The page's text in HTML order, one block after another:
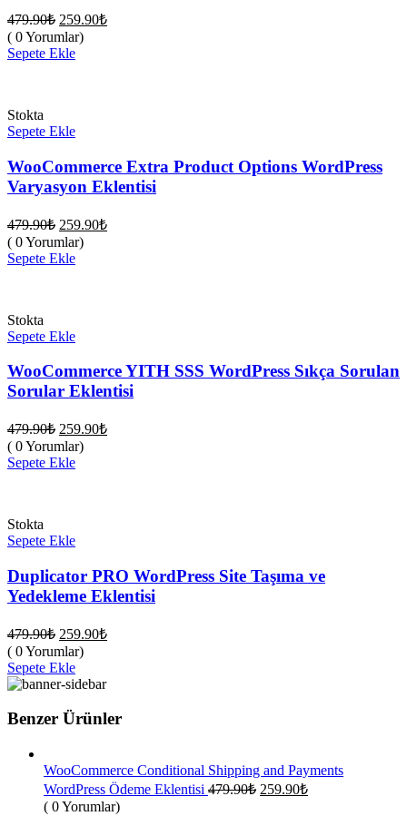
479.90₺ Orijinal
fiyat:
479.90₺.
259.90₺Şu
( 0 Yorumlar)
Sepete Ekle
Stokta
Sepete Ekle
WooCommerce Extra Product Options WordPress
Varyasyon Eklentisi
479.90₺ Orijinal
fiyat:
479.90₺.
259.90₺Şu
( 0 Yorumlar)
Sepete Ekle
Stokta
Sepete Ekle
WooCommerce YITH SSS WordPress Sıkça Sorulan
Sorular Eklentisi
479.90₺ Orijinal
fiyat:
479.90₺.
259.90₺Şu
( 0 Yorumlar)
Sepete Ekle
Stokta
Sepete Ekle
Duplicator PRO WordPress Site Taşıma ve
Yedekleme Eklentisi
479.90₺ Orijinal
fiyat:
479.90₺.
259.90₺Şu
259.90₺.
( 0 Yorumlar)
Sepete Ekle
Benzer Ürünler
WooCommerce Conditional Shipping and Payments
WordPress Ödeme Eklentisi 479.90₺ Orijinal
259.90₺Şu
( 0 Yorumlar)